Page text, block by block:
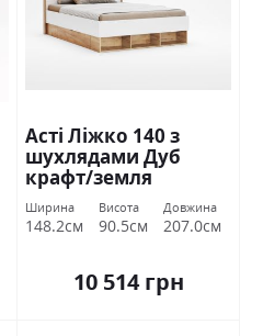
Асті Ліжко 140 з
шухлядами Дуб
крафт/земля
Міромарк
Ширина
148.2см
Висота
90.5см
Довжина
207.0см
10 514 грн